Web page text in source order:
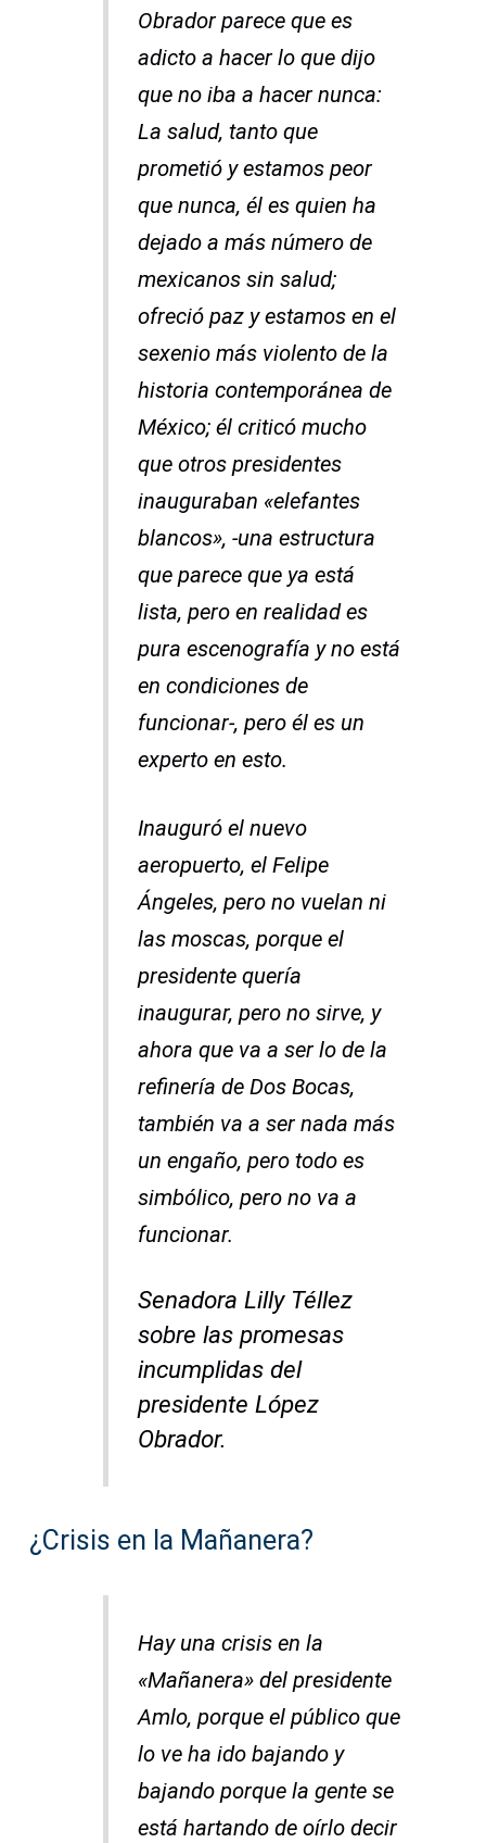
Obrador parece que es
adicto a hacer lo que dijo
que no iba a hacer nunca:
La salud, tanto que
prometió y estamos peor
que nunca, él es quien ha
dejado a más número de
mexicanos sin salud;
ofreció paz y estamos en el
sexenio más violento de la
historia contemporánea de
México; él criticó mucho
que otros presidentes
inauguraban «elefantes
blancos», -una estructura
que parece que ya está
lista, pero en realidad es
pura escenografía y no está
en condiciones de
funcionar-, pero él es un
experto en esto.
Inauguró el nuevo
aeropuerto, el Felipe
Ángeles, pero no vuelan ni
las moscas, porque el
presidente quería
inaugurar, pero no sirve, y
ahora que va a ser lo de la
refinería de Dos Bocas,
también va a ser nada más
un engaño, pero todo es
simbólico, pero no va a
funcionar.
Senadora Lilly Téllez
sobre las promesas
incumplidas del
presidente López
Obrador.
¿Crisis en la Mañanera?
Hay una crisis en la
«Mañanera» del presidente
Amlo, porque el público que
lo ve ha ido bajando y
bajando porque la gente se
está hartando de oírlo decir